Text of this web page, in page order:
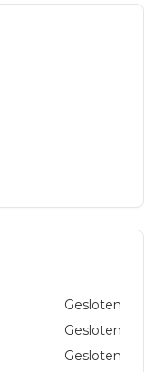
Gesloten
Gesloten
Gesloten